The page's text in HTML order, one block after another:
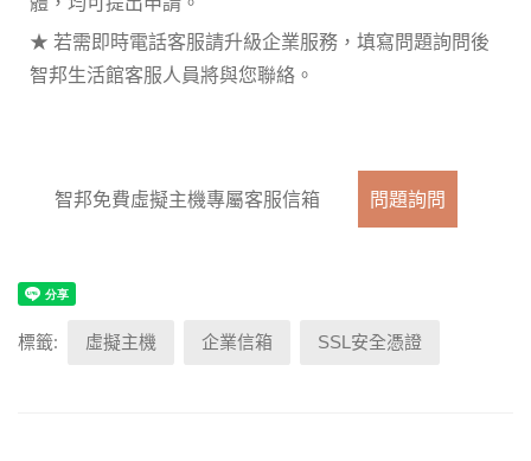
★ 若需即時電話客服請升級企業服務，填寫問題詢問後
智邦生活館客服人員將與您聯絡。
智邦免費虛擬主機專屬客服信箱 問題詢問
標籤: 虛擬主機 企業信箱 SSL安全憑證